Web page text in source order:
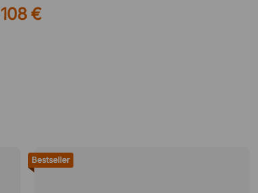
108 €
Bestseller